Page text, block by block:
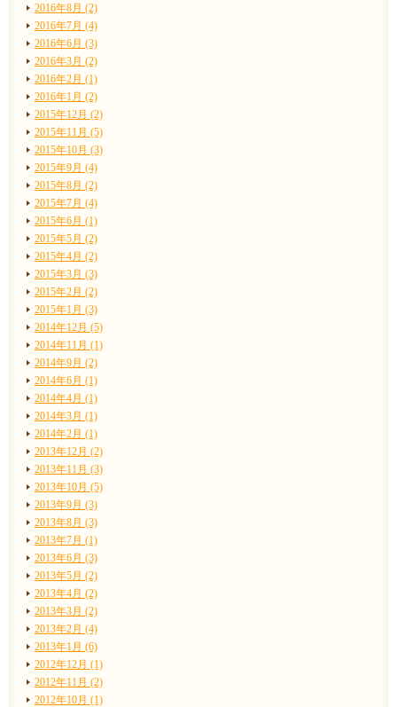
2016年8月 (2)
2016年7月 (4)
2016年6月 (3)
2016年3月 (2)
2016年2月 (1)
2016年1月 (2)
2015年12月 (2)
2015年11月 (5)
2015年10月 (3)
2015年9月 (4)
2015年8月 (2)
2015年7月 (4)
2015年6月 (1)
2015年5月 (2)
2015年4月 (2)
2015年3月 (3)
2015年2月 (2)
2015年1月 (3)
2014年12月 (5)
2014年11月 (1)
2014年9月 (2)
2014年6月 (1)
2014年4月 (1)
2014年3月 (1)
2014年2月 (1)
2013年12月 (2)
2013年11月 (3)
2013年10月 (5)
2013年9月 (3)
2013年8月 (3)
2013年7月 (1)
2013年6月 (3)
2013年5月 (2)
2013年4月 (2)
2013年3月 (2)
2013年2月 (4)
2013年1月 (6)
2012年12月 (1)
2012年11月 (2)
2012年10月 (1)